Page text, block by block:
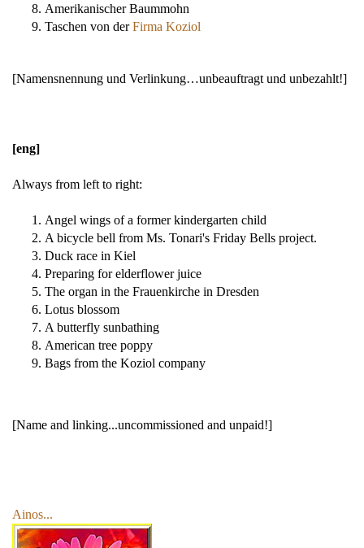
Amerikanischer Baummohn
Taschen von derFirma Koziol
[Namensnennung und Verlinkung…unbeauftragt und unbezahlt!]
[eng]
Always from left to right:
Angel wings of a former kindergarten child
A bicycle bell from Ms. Tonari's Friday Bells project.
Duck race in Kiel
Preparing for elderflower juice
The organ in the Frauenkirche in Dresden
Lotus blossom
A butterfly sunbathing
American tree poppy
Bags from the Koziol company
[Name and linking...uncommissioned and unpaid!]
Ainos...